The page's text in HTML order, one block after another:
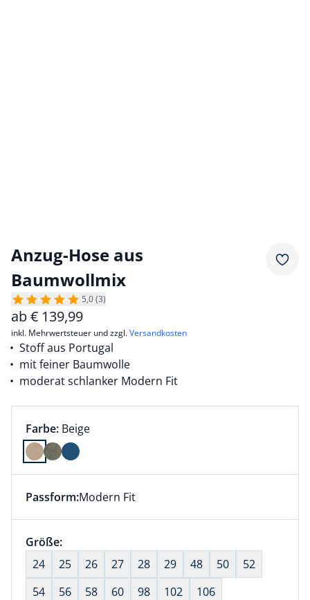
Anzug-Hose aus
Baumwollmix
5,0 (3)
ab€ 139,99
inkl. Mehrwertsteuer und zzgl.Versandkosten
Stoff aus Portugal
mit feiner Baumwolle
moderat schlanker Modern Fit
Farbauswahl:
Farbe: aktuell ausgewählt:
Beige
Farbe Beige ausgewählt
Dieser Artikel hat die Passform Modern Fit. für
Passform:Modern Fit
Größenauswahl:
Größe:nichts ausgewählt
24
25 26 27 28 29 48 50
52
54
56 58 60 98 102
106